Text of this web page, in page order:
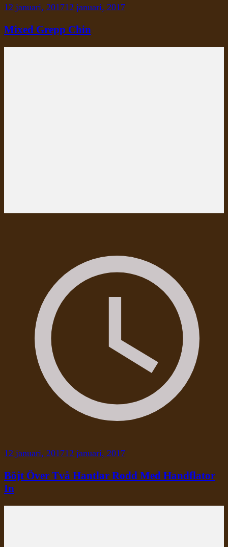
12 januari, 201712 januari, 2017
Mixed Grepp Chin
12 januari, 201712 januari, 2017
Böjt Över Två Hantlar Rodd Med Handflator
In